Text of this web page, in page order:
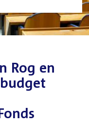
Rog en